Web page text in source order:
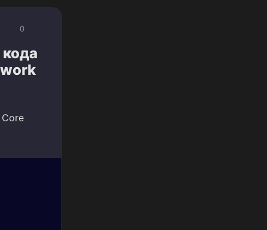
0